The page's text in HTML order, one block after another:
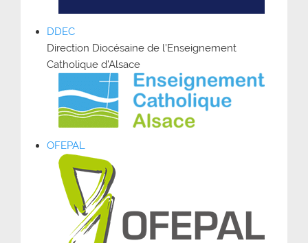
DDEC
Direction Diocésaine de l’Enseignement
Catholique d’Alsace
OFEPAL